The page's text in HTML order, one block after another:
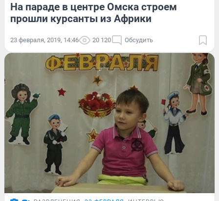
На параде в центре Омска строем
прошли курсанты из Африки
23 февраля, 2019, 14:46 20 120 Обсудить